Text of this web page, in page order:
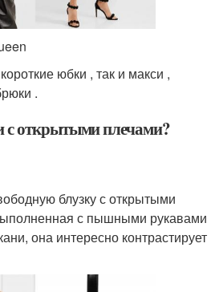
юбки , так и макси ,
.
с открытыми плечами?
блузку с открытыми
с пышными рукавами
она интересно контрастирует